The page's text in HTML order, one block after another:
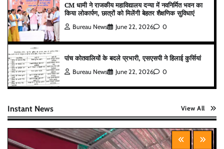
CM धामी ने राजकीय महाविद्यालय दन्या में नवनिर्मित भवन का
किया लोकार्पण, छात्रों को मिलेंगी बेहतर शैक्षणिक सुविधाएं
Bureau News June 22, 2026 0
पांच कोतवालियों के बदले प्रभारी, एसएसपी ने हिलाई कुर्सियां
Bureau News June 22, 2026 0
Instant News View All